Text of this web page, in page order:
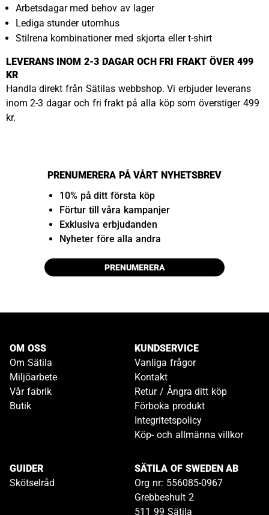
Arbetsdagar med behov av lager
Lediga stunder utomhus
Stilrena kombinationer med skjorta eller t-shirt
LEVERANS INOM 2-3 DAGAR OCH FRI FRAKT ÖVER 499
KR
Handla direkt från Sätilas webbshop. Vi erbjuder leverans
inom 2-3 dagar och fri frakt på alla köp som överstiger 499
kr.
PRENUMERERA PÅ VÅRT NYHETSBREV
10% på ditt första köp
Förtur till våra kampanjer
Exklusiva erbjudanden
Nyheter före alla andra
PRENUMERERA
OM OSS
Om Sätila
Miljöarbete
Vår fabrik
Butik
KUNDSERVICE
Vanliga frågor
Kontakt
Retur / Ångra ditt köp
Förboka produkt
Integritetspolicy
Köp- och allmänna villkor
GUIDER
Skötselråd
SÄTILA OF SWEDEN AB
Org nr: 556085-0967
Grebbeshult 2
511 99 Sätila